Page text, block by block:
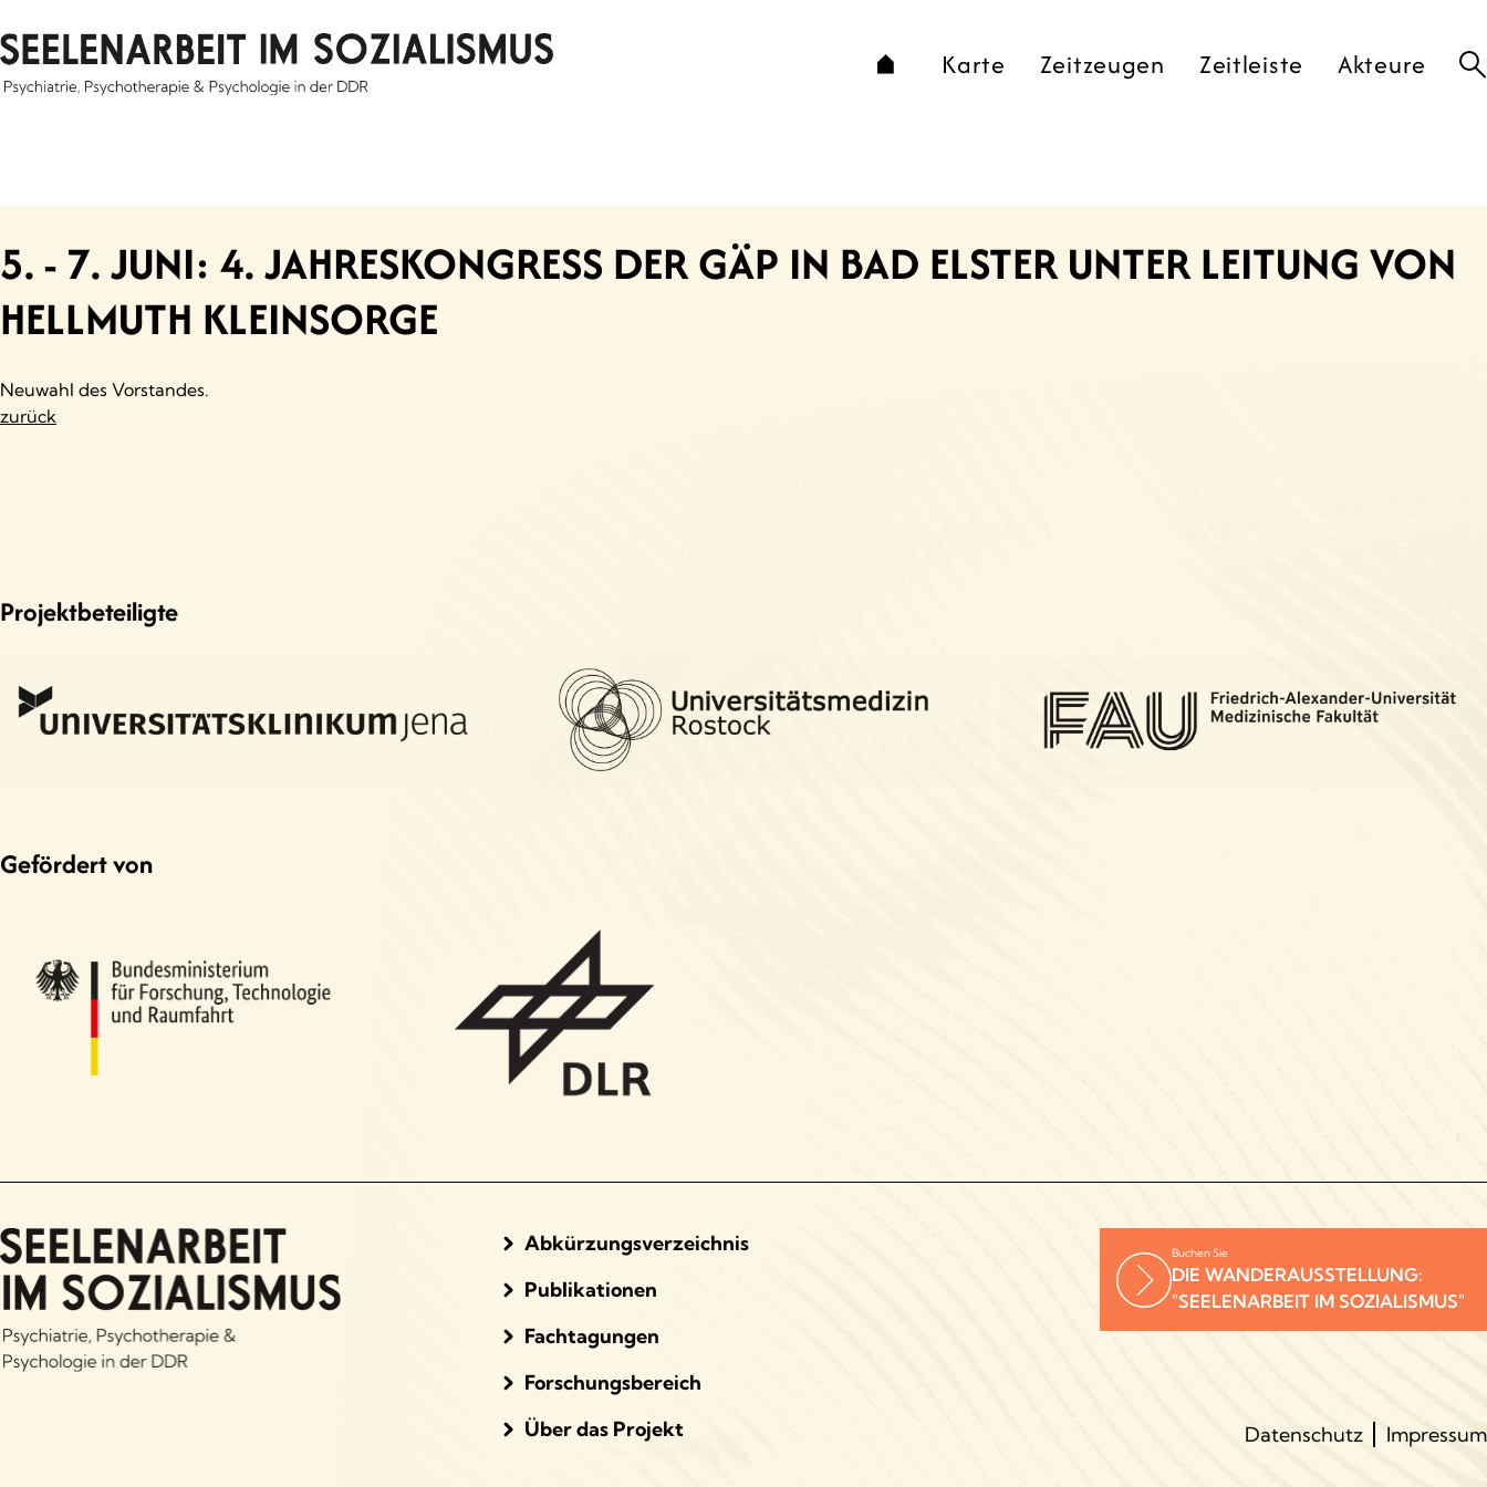
to
content
Karte Zeitzeugen Zeitleiste Akteure
5. - 7. JUNI: 4. JAHRESKONGRESS DER GÄP IN BAD ELSTER UNTER LEITUNG VON
HELLMUTH KLEINSORGE
Neuwahl des Vorstandes.
zurück
Projektbeteiligte
Gefördert von
Abkürzungsverzeichnis
Publikationen
Fachtagungen
Forschungsbereich
Über das Projekt
Buchen Sie
DIE WANDERAUSSTELLUNG:
"SEELENARBEIT IM SOZIALISMUS"
Datenschutz Impressum